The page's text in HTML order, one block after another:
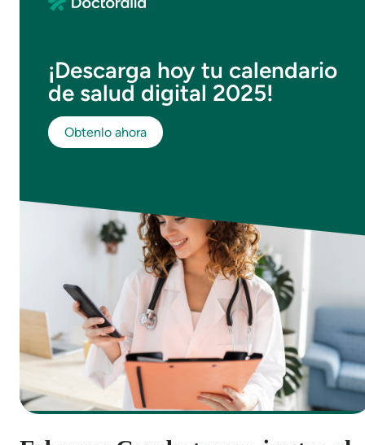
¡Descarga hoy tu calendario
de salud digital 2025!
Obtenlo ahora